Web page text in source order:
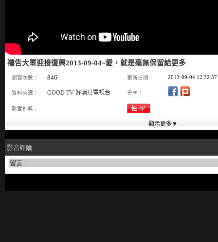
禱告大軍迎接復興2013-09-04~愛，就是毫無保留給更多
瀏覽次數： 846 更新日期： 2013-09-04 12:32:37
資料來源： GOOD TV 好消息電視台 分享：
影音推薦：
影音評論